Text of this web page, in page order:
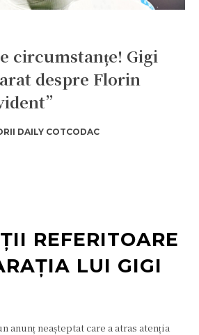
circumstanțe! Gigi
despre Florin
DAILY COTCODAC
REFERITOARE
LUI GIGI
anunț neașteptat care a atras atenția